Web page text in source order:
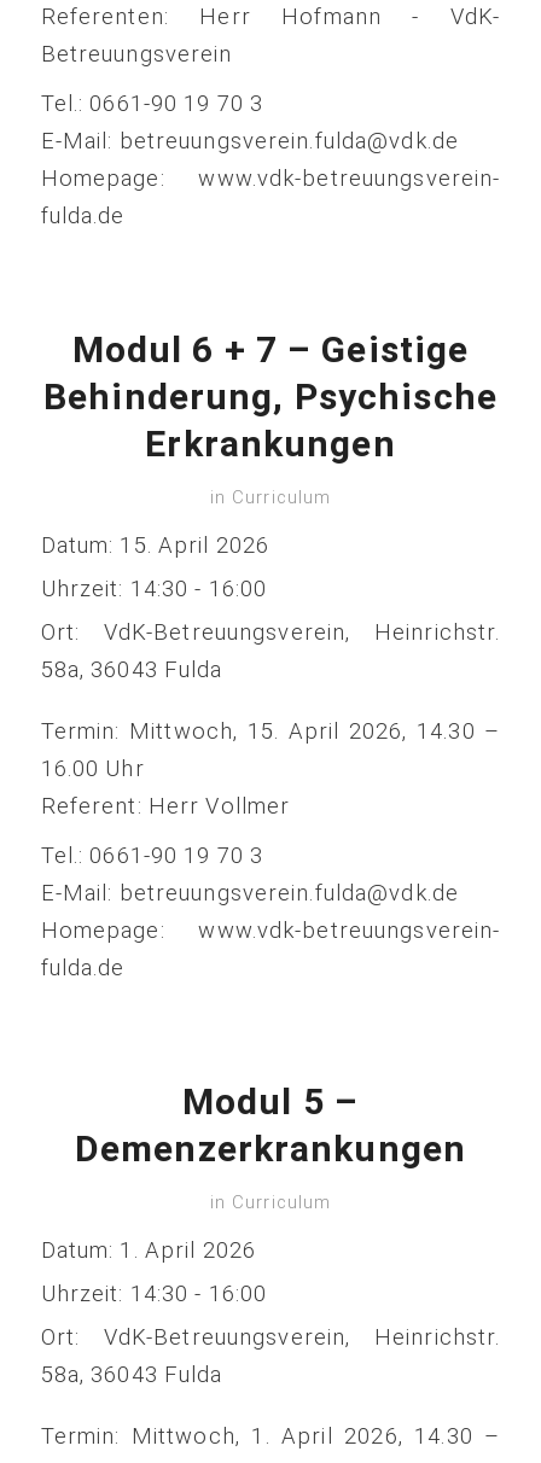
Referenten: Herr Hofmann - VdK-
Betreuungsverein
Tel.: 0661-90 19 70 3
E-Mail: betreuungsverein.fulda@vdk.de
Homepage: www.vdk-betreuungsverein-
fulda.de
Modul 6 + 7 – Geistige
Behinderung, Psychische
Erkrankungen
in Curriculum
Datum: 15. April 2026
Uhrzeit: 14:30 - 16:00
Ort: VdK-Betreuungsverein, Heinrichstr.
58a, 36043 Fulda
Termin: Mittwoch, 15. April 2026, 14.30 –
16.00 Uhr
Referent: Herr Vollmer
Tel.: 0661-90 19 70 3
E-Mail: betreuungsverein.fulda@vdk.de
Homepage: www.vdk-betreuungsverein-
fulda.de
Modul 5 –
Demenzerkrankungen
in Curriculum
Datum: 1. April 2026
Uhrzeit: 14:30 - 16:00
Ort: VdK-Betreuungsverein, Heinrichstr.
58a, 36043 Fulda
Termin: Mittwoch, 1. April 2026, 14.30 –